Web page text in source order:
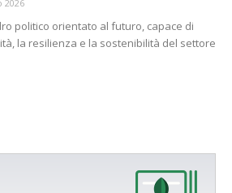
2026
politico orientato al futuro, capace di
la resilienza e la sostenibilità del settore